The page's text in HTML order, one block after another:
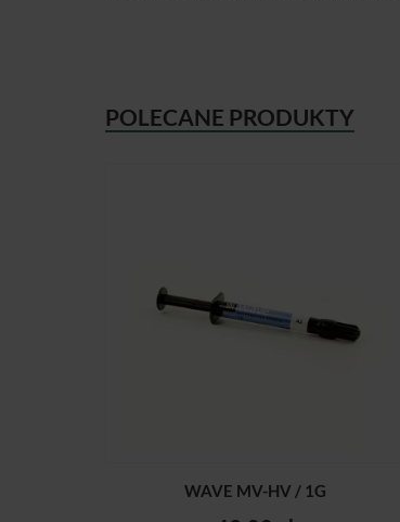
POLECANE PRODUKTY
WAVE MV-HV / 1G